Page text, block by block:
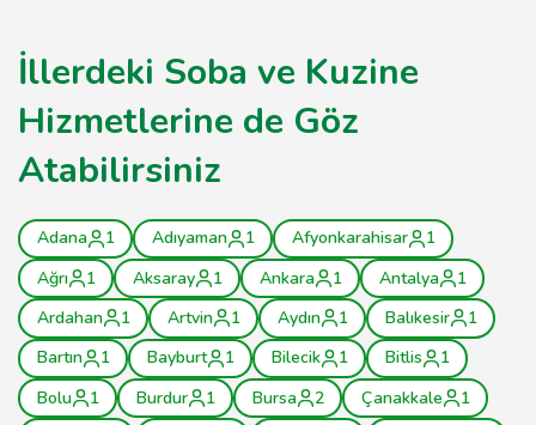
İllerdeki Soba ve Kuzine
Hizmetlerine de Göz
Atabilirsiniz
Adana 1 Adıyaman 1 Afyonkarahisar
1
Ağrı
1 Aksaray 1 Ankara 1 Antalya
1
Ardahan
1 Artvin 1 Aydın 1 Balıkesir
1
Bartın
1 Bayburt 1 Bilecik 1 Bitlis
1
Bolu
1 Burdur 1 Bursa 2 Çanakkale
1